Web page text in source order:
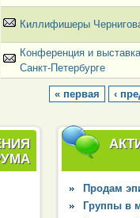
Киллифишеры
Конференция и
Санкт-Петербурге
« первая ‹
Продам
Группы в